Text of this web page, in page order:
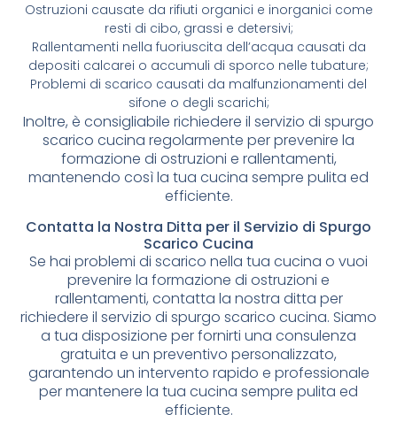
Ostruzioni causate da rifiuti organici e inorganici come
resti di cibo, grassi e detersivi;
Rallentamenti nella fuoriuscita dell’acqua causati da
depositi calcarei o accumuli di sporco nelle tubature;
Problemi di scarico causati da malfunzionamenti del
sifone o degli scarichi;
Inoltre, è consigliabile richiedere il servizio di spurgo
scarico cucina regolarmente per prevenire la
formazione di ostruzioni e rallentamenti,
mantenendo così la tua cucina sempre pulita ed
efficiente.
Contatta la Nostra Ditta per il Servizio di Spurgo
Scarico Cucina
Se hai problemi di scarico nella tua cucina o vuoi
prevenire la formazione di ostruzioni e
rallentamenti, contatta la nostra ditta per
richiedere il servizio di spurgo scarico cucina. Siamo
a tua disposizione per fornirti una consulenza
gratuita e un preventivo personalizzato,
garantendo un intervento rapido e professionale
per mantenere la tua cucina sempre pulita ed
efficiente.